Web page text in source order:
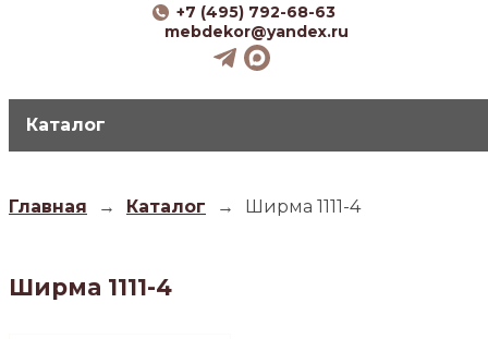
+7 (495) 792-68-63
mebdekor@yandex.ru
Каталог
Главная → Каталог → Ширма 1111-4
Ширма 1111-4